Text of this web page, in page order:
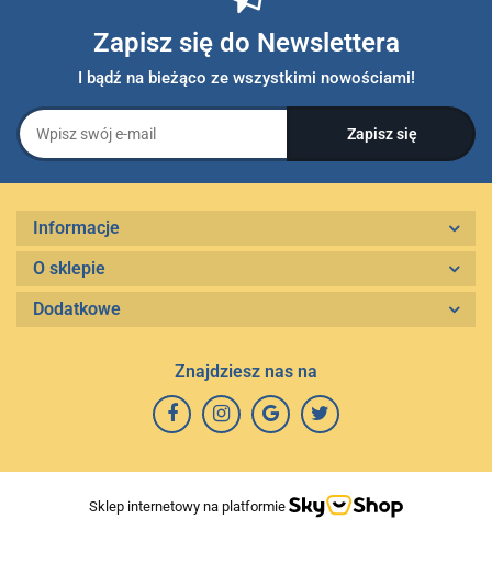
Zapisz się do Newslettera
I bądź na bieżąco ze wszystkimi nowościami!
Informacje
O sklepie
Dodatkowe
Znajdziesz nas na
Sklep internetowy na platformie